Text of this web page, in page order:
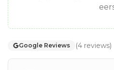
Google Reviews (4 reviews)